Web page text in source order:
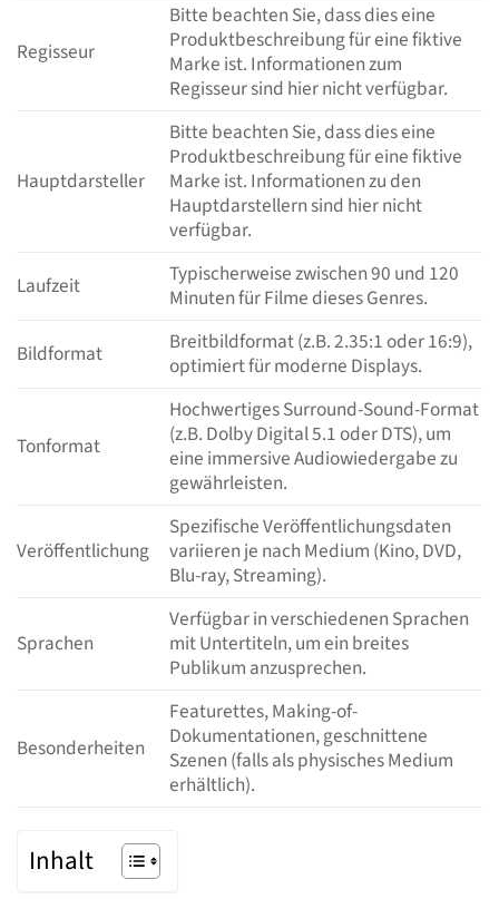
Regisseur
Bitte beachten Sie, dass dies eine
Produktbeschreibung für eine fiktive
Marke ist. Informationen zum
Regisseur sind hier nicht verfügbar.
Hauptdarsteller
Bitte beachten Sie, dass dies eine
Produktbeschreibung für eine fiktive
Marke ist. Informationen zu den
Hauptdarstellern sind hier nicht
verfügbar.
Laufzeit
Typischerweise zwischen 90 und 120
Minuten für Filme dieses Genres.
Bildformat
Breitbildformat (z.B. 2.35:1 oder 16:9),
optimiert für moderne Displays.
Tonformat
Hochwertiges Surround-Sound-Format
(z.B. Dolby Digital 5.1 oder DTS), um
eine immersive Audiowiedergabe zu
gewährleisten.
Veröffentlichung
Spezifische Veröffentlichungsdaten
variieren je nach Medium (Kino, DVD,
Blu-ray, Streaming).
Sprachen
Verfügbar in verschiedenen Sprachen
mit Untertiteln, um ein breites
Publikum anzusprechen.
Besonderheiten
Featurettes, Making-of-
Dokumentationen, geschnittene
Szenen (falls als physisches Medium
erhältlich).
Inhalt